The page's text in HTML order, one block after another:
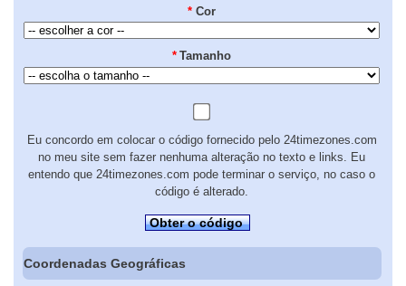
* Cor
* Tamanho
Eu concordo em colocar o código fornecido pelo 24timezones.com
no meu site sem fazer nenhuma alteração no texto e links. Eu
entendo que 24timezones.com pode terminar o serviço, no caso o
código é alterado.
Obter o código
Coordenadas Geográficas